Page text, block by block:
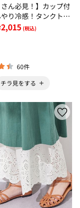
さん必見！】カップ付
り冷感！タンクトッ
＜さらりラボ＞
2,015 (税込)
60件
チラ見をする